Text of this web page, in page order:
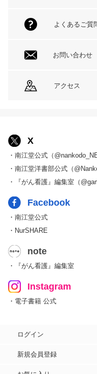
よくあるご質
お問い合わせ
アクセス
X
・南江堂公式（
・南江堂洋書部公式（
・『がん看護』編集室（
Facebook
・南江堂公式
・NurSHARE
note
・『がん看護』編集室
Instagram
・電子書籍 公式
ログイン
新規会員登録